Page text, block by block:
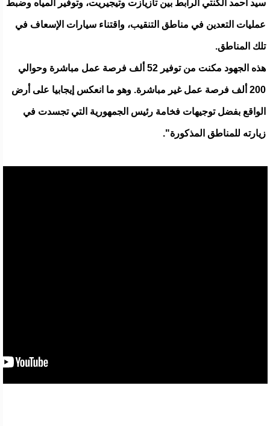
سيد أحمد الكنتي الرابط بين تازيازت وتيجيريت، وتوفير المياه وضبط
عمليات التعدين في مناطق التنقيب، واقتناء سيارات الإسعاف في
تلك المناطق.
هذه الجهود مكنت من توفير 52 ألف فرصة عمل مباشرة وحوالي
200 ألف فرصة عمل غير مباشرة. وهو ما انعكس إيجابيا على أرض
الواقع بفضل توجيهات فخامة رئيس الجمهورية التي تجسدت في
زيارته للمناطق المذكورة".